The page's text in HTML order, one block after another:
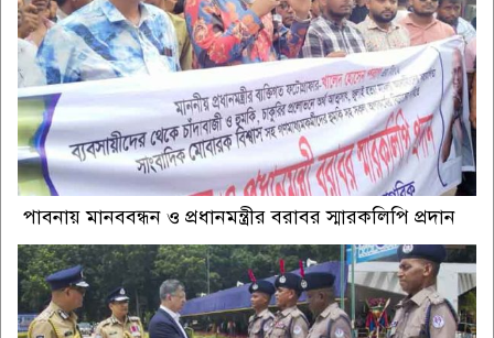
পাবনায় মানববন্ধন ও প্রধানমন্ত্রীর বরাবর স্মারকলিপি প্রদান